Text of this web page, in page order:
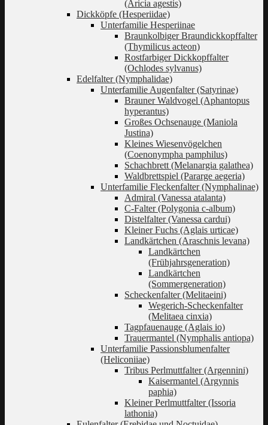
(Aricia agestis)
Dickköpfe (Hesperiidae)
Unterfamilie Hesperiinae
Braunkolbiger Braundickkopffalter
(Thymilicus acteon)
Rostfarbiger Dickkopffalter
(Ochlodes sylvanus)
Edelfalter (Nymphalidae)
Unterfamilie Augenfalter (Satyrinae)
Brauner Waldvogel (Aphantopus
hyperantus)
Großes Ochsenauge (Maniola
Justina)
Kleines Wiesenvögelchen
(Coenonympha pamphilus)
Schachbrett (Melanargia galathea)
Waldbrettspiel (Pararge aegeria)
Unterfamilie Fleckenfalter (Nymphalinae)
Admiral (Vanessa atalanta)
C-Falter (Polygonia c-album)
Distelfalter (Vanessa cardui)
Kleiner Fuchs (Aglais urticae)
Landkärtchen (Araschnis levana)
Landkärtchen
(Frühjahrsgeneration)
Landkärtchen
(Sommergeneration)
Scheckenfalter (Melitaeini)
Wegerich-Scheckenfalter
(Melitaea cinxia)
Tagpfauenauge (Aglais io)
Trauermantel (Nymphalis antiopa)
Unterfamilie Passionsblumenfalter
(Heliconiiae)
Tribus Perlmuttfalter (Argennini)
Kaisermantel (Argynnis
paphia)
Kleiner Perlmuttfalter (Issoria
lathonia)